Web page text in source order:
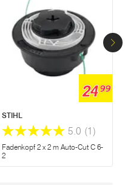
2499
STIHL
5.0 (1)
Fadenkopf 2 x 2 m Auto-Cut C 6-
2